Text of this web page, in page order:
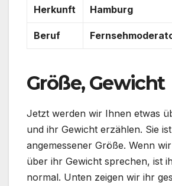
Herkunft Hamburg
Beruf
Größe, Gewicht
Jetzt werden wir Ihnen etwas
und ihr Gewicht erzählen. Sie
angemessener Größe. Wenn
über ihr Gewicht sprechen, ist
normal. Unten zeigen wir ihr